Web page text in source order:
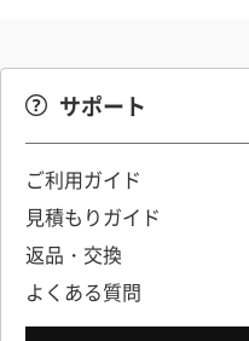
サポート
ご利用ガイド
見積もりガイド
返品・交換
よくある質問